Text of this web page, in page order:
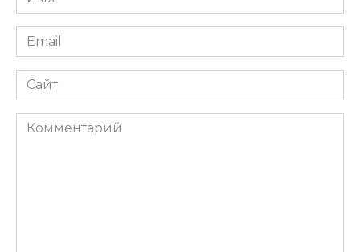
*
Email
*
Сайт
Комментарий